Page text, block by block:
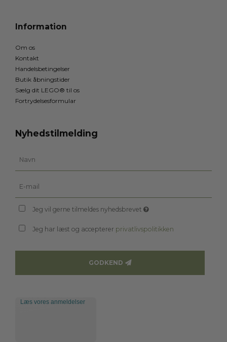
Information
Om os
Kontakt
Handelsbetingelser
Butik åbningstider
Sælg dit LEGO® til os
Fortrydelsesformular
Nyhedstilmelding
Jeg vil gerne tilmeldes nyhedsbrevet
Jeg har læst og accepterer privatlivspolitikken
GODKEND
Læs vores anmeldelser